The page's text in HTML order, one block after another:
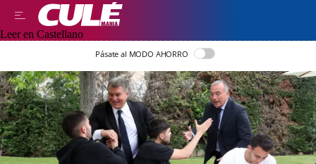
Leer en Castellano
Pásate al MODO AHORRO